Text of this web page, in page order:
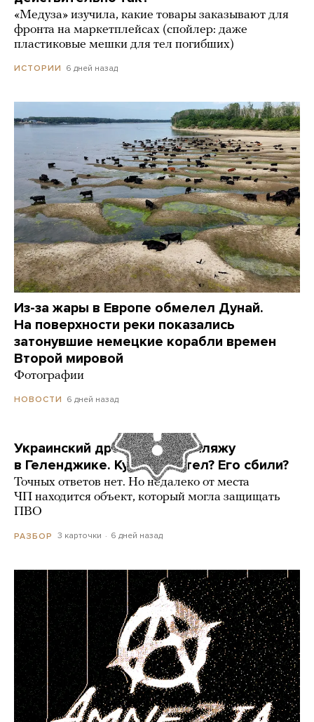
«Медуза» изучила, какие товары заказывают для
фронта на маркетплейсах (спойлер: даже
пластиковые мешки для тел погибших)
ИСТОРИИ 6 дней назад
Из-за жары в Европе обмелел Дунай.
На поверхности реки показались
затонувшие немецкие корабли времен
Второй мировой
Фотографии
НОВОСТИ 6 дней назад
Украинский дрон попал по пляжу
в Геленджике. Куда он летел? Его сбили?
Точных ответов нет. Но недалеко от места
ЧП находится объект, который могла защищать
ПВО
РАЗБОР 3 карточки 6 дней назад